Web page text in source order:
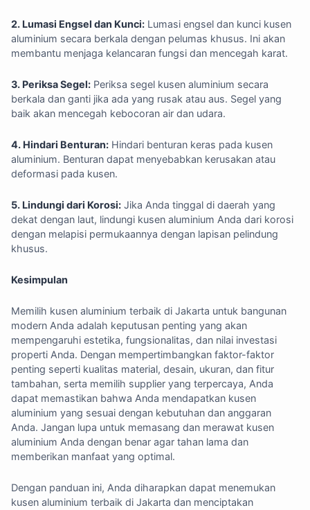
2. Lumasi Engsel dan Kunci: Lumasi engsel dan kunci kusen
aluminium secara berkala dengan pelumas khusus. Ini akan
membantu menjaga kelancaran fungsi dan mencegah karat.
3. Periksa Segel: Periksa segel kusen aluminium secara
berkala dan ganti jika ada yang rusak atau aus. Segel yang
baik akan mencegah kebocoran air dan udara.
4. Hindari Benturan: Hindari benturan keras pada kusen
aluminium. Benturan dapat menyebabkan kerusakan atau
deformasi pada kusen.
5. Lindungi dari Korosi: Jika Anda tinggal di daerah yang
dekat dengan laut, lindungi kusen aluminium Anda dari korosi
dengan melapisi permukaannya dengan lapisan pelindung
khusus.
Kesimpulan
Memilih kusen aluminium terbaik di Jakarta untuk bangunan
modern Anda adalah keputusan penting yang akan
mempengaruhi estetika, fungsionalitas, dan nilai investasi
properti Anda. Dengan mempertimbangkan faktor-faktor
penting seperti kualitas material, desain, ukuran, dan fitur
tambahan, serta memilih supplier yang terpercaya, Anda
dapat memastikan bahwa Anda mendapatkan kusen
aluminium yang sesuai dengan kebutuhan dan anggaran
Anda. Jangan lupa untuk memasang dan merawat kusen
aluminium Anda dengan benar agar tahan lama dan
memberikan manfaat yang optimal.
Dengan panduan ini, Anda diharapkan dapat menemukan
kusen aluminium terbaik di Jakarta dan menciptakan